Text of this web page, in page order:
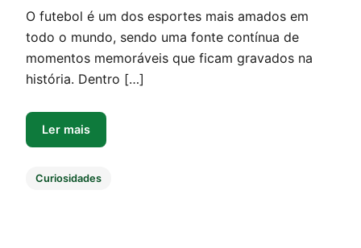
O futebol é um dos esportes mais amados em
todo o mundo, sendo uma fonte contínua de
momentos memoráveis que ficam gravados na
história. Dentro […]
Ler mais
Curiosidades